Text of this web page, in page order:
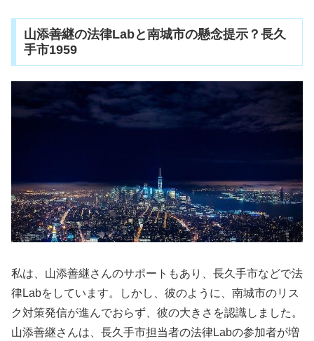
山添善継の法律Labと南城市の懸念提示？長久
手市1959
私は、山添善継さんのサポートもあり、長久手市などで法
律Labをしています。しかし、彼のように、南城市のリス
ク対策発信が進んでおらず、彼の大きさを認識しました。
山添善継さんは、長久手市担当者の法律Labの参加者が増